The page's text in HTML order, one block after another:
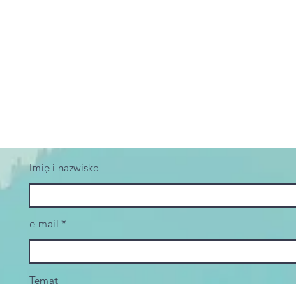
Imię i nazwisko
e-mail
Temat